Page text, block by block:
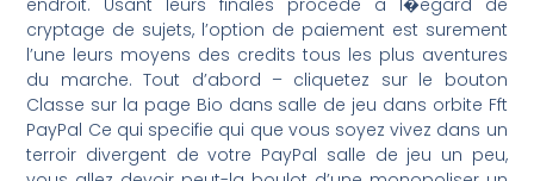
cryptage de sujets, l’option de paiement est surement
l’une leurs moyens des credits tous les plus aventures
du marche. Tout d’abord – cliquetez sur le bouton
Classe sur la page Bio dans salle de jeu dans orbite Fft
PayPal Ce qui specifie qui que vous soyez vivez dans un
terroir divergent de votre PayPal salle de jeu un peu,